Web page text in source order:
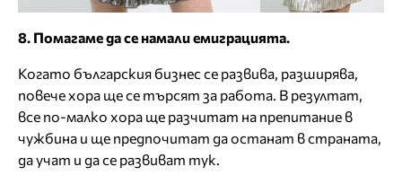
8. Помагаме да се намали емиграцията.
Когато българския бизнес се развива, разширява,
повече хора ще се търсят за работа. В резултат,
все по-малко хора ще разчитат на препитание в
чужбина и ще предпочитат да останат в страната,
да учат и да се развиват тук.